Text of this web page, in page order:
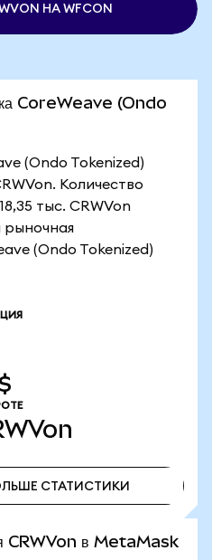
НА WFCON
CoreWeave (Ondo
(Ondo Tokenized)
Количество
тыс. CRWVon
рыночная
(Ondo Tokenized)
СТАТИСТИКИ
CRWVon в MetaMask